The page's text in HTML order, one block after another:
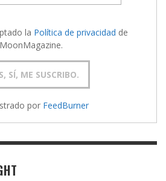
la Política de privacidad de
MoonMagazine.
por FeedBurner